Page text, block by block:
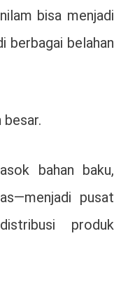
bisa menjadi
berbagai belahan
besar.
bahan baku,
pusat
produk